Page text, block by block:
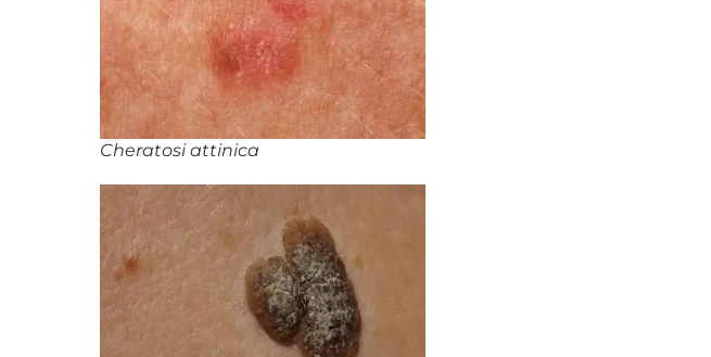
Cheratosi attinica